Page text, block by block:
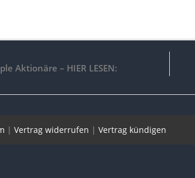
Aktionäre – HIER LESEN:
| Vertrag widerrufen | Vertrag kündigen